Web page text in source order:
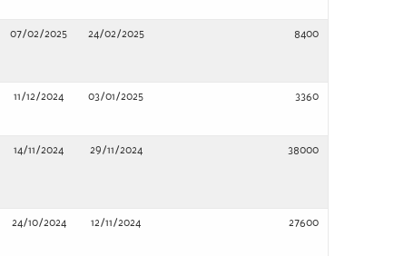
07/02/2025 24/02/2025 8400
11/12/2024 03/01/2025 3360
14/11/2024 29/11/2024 38000
24/10/2024 12/11/2024 27600